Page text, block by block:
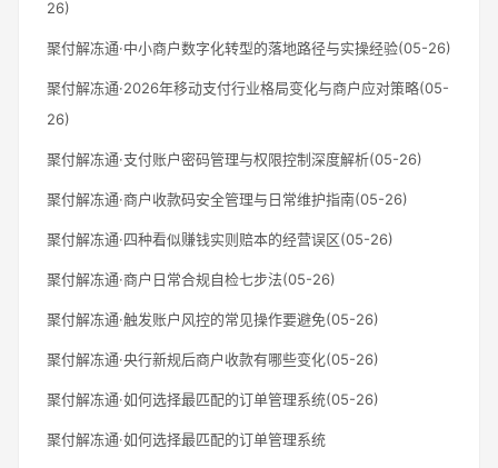
26)
聚付解冻通·中小商户数字化转型的落地路径与实操经验(05-26)
聚付解冻通·2026年移动支付行业格局变化与商户应对策略(05-
26)
聚付解冻通·支付账户密码管理与权限控制深度解析(05-26)
聚付解冻通·商户收款码安全管理与日常维护指南(05-26)
聚付解冻通·四种看似赚钱实则赔本的经营误区(05-26)
聚付解冻通·商户日常合规自检七步法(05-26)
聚付解冻通·触发账户风控的常见操作要避免(05-26)
聚付解冻通·央行新规后商户收款有哪些变化(05-26)
聚付解冻通·如何选择最匹配的订单管理系统(05-26)
聚付解冻通·如何选择最匹配的订单管理系统